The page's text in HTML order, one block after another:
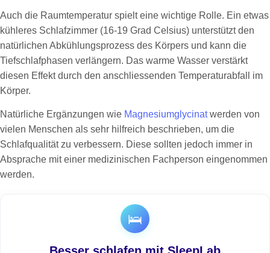
Auch die Raumtemperatur spielt eine wichtige Rolle. Ein etwas
kühleres Schlafzimmer (16-19 Grad Celsius) unterstützt den
natürlichen Abkühlungsprozess des Körpers und kann die
Tiefschlafphasen verlängern. Das warme Wasser verstärkt
diesen Effekt durch den anschliessenden Temperaturabfall im
Körper.
Natürliche Ergänzungen wie Magnesiumglycinatwerden von
vielen Menschen als sehr hilfreich beschrieben, um die
Schlafqualität zu verbessern. Diese sollten jedoch immer in
Absprache mit einer medizinischen Fachperson eingenommen
werden.
🛌